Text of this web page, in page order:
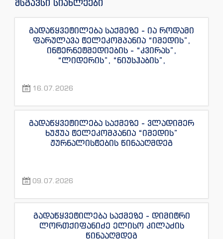
მსგავსი სიახლეები
გადაწყვეტილება საქმეზე - ია როდამი
ფარულავა ტელეკომპანია “იმედის”,
ინტერნეტმედიების - “კვირას”,
“ლიდერის”, “ნიუსჰაბის”,
“ექსკლუზივტივის” ჟურნალისტების
16.07.2026
გადაწყვეტილება საქმეზე - ვლადიმერ
ხუჭუა ტელეკომპანია “იმედის”
ჟურნალისტების წინააღმდეგ
09.07.2026
გადაწყვეტილება საქმეზე - დიმიტრი
ლორთქიფანიძე ელისო კილაძის
წინააღმდეგ